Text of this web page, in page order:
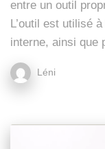
entre un outil
L’outil est utilisé
interne, ainsi que
Léni